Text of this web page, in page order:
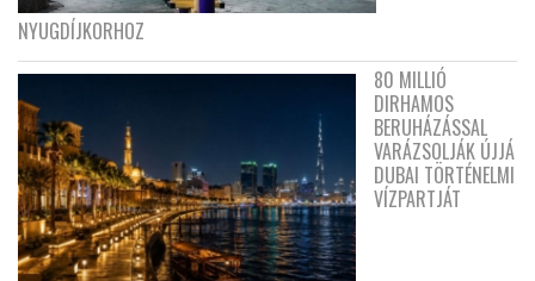
NYUGDÍJKORHOZ
80 MILLIÓ
DIRHAMOS
BERUHÁZÁSSAL
VARÁZSOLJÁK ÚJJÁ
DUBAI TÖRTÉNELMI
VÍZPARTJÁT